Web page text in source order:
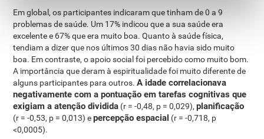
Em global, os participantes indicaram que tinham de 0 a 9
problemas de saúde. Um 17% indicou que a sua saúde era
excelente e 67% que era muito boa. Quanto à saúde física,
tendiam a dizer que nos últimos 30 dias não havia sido muito
boa. Em contraste, o apoio social foi percebido como muito bom.
A importância que deram à espiritualidade foi muito diferente de
alguns participantes para outros.A idade correlacionava
negativamente com a pontuação em tarefas cognitivas que
exigiam a atenção dividida (r = -0,48, p = 0,029),planificação
(r = -0,53, p = 0,013) epercepção espacial (r = -0,718, p
<0,0005).